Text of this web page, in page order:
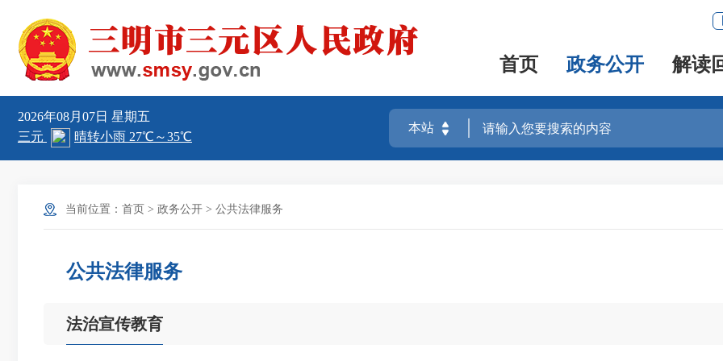
首页 政务公开 解读
2026年08月07日 星期五
当前位置： 首页 > 政务公开 > 公共法律服务
公共法律服务
法治宣传教育